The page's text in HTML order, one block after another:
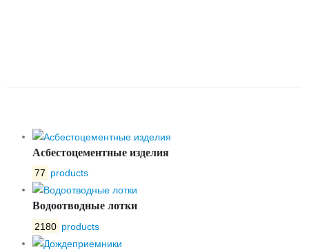
Асбестоцементные изделия
77 products
Водоотводные лотки
2180 products